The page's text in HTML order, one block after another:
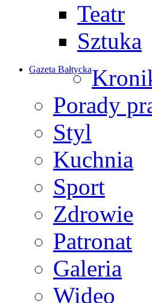
Teatr
Sztuka
Gazeta Bałtycka
Porady
Styl
Kuchnia
Sport
Zdrowie
Patronat
Galeria
Wideo